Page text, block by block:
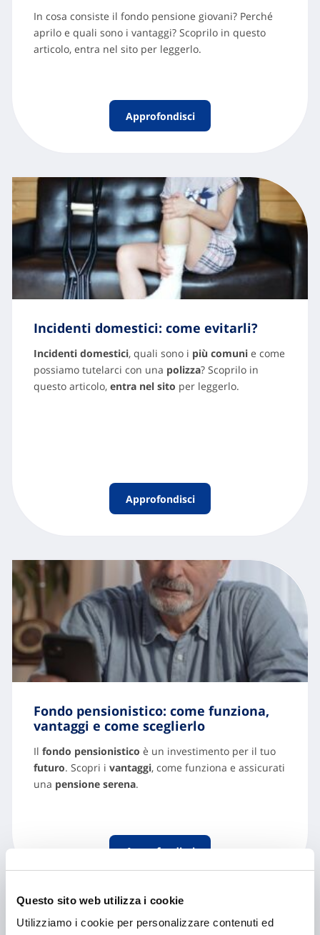
Questo sito web utilizza i cookie
Utilizziamo i cookie per personalizzare contenuti ed
In cosa consiste il fondo pensione giovani? Perché
aprilo e quali sono i vantaggi? Scoprilo in questo
articolo, entra nel sito per leggerlo.
Approfondisci
Incidenti domestici: come evitarli?
Incidenti domestici, quali sono i più comuni e come
possiamo tutelarci con una polizza? Scoprilo in
questo articolo, entra nel sito per leggerlo.
Approfondisci
Fondo pensionistico: come funziona,
vantaggi e come sceglierlo
Il fondo pensionistico è un investimento per il tuo
futuro. Scopri i vantaggi, come funziona e assicurati
una pensione serena.
Approfondisci